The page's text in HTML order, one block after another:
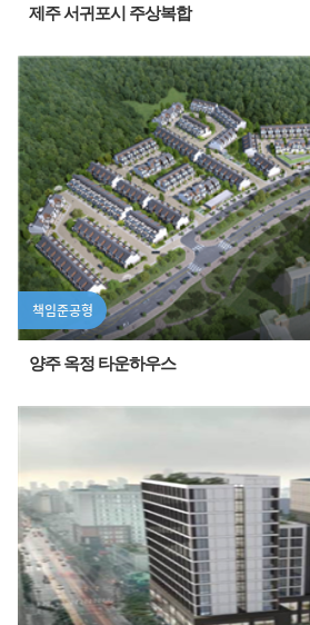
제주 서귀포시 주상복합
책임준공형
양주 옥정 타운하우스